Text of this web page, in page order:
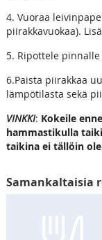
4. Vuoraa
piirakkavuokaa).
5. Ripottele
6.Paista piirakkaa
lämpötilasta sekä
VINKKI: Kokeile
hammastikulla
taikina ei tällöin
Samankaltaisia